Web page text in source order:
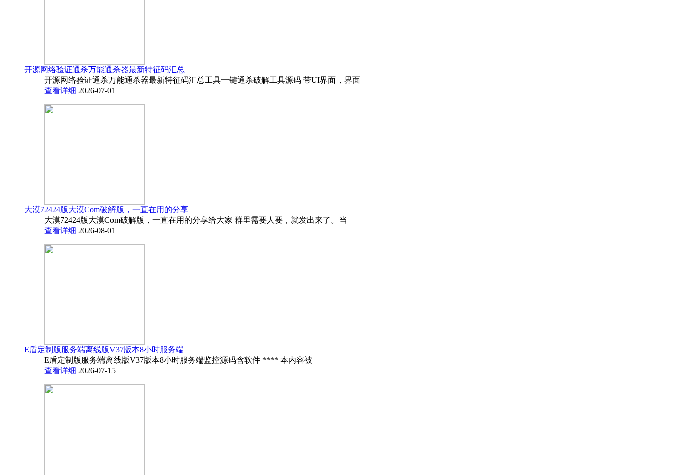
开源网络验证通杀万能通杀器最新特征码汇总
开源网络验证通杀万能通杀器最新特征码汇总工具一键通杀破解工具源码 带UI界面，界面
查看详细 2026-07-01
大漠72424版大漠Com破解版，一直在用的分享
大漠72424版大漠Com破解版，一直在用的分享给大家 群里需要人要，就发出来了。当
查看详细 2026-08-01
E盾定制版服务端离线版V37版本8小时服务端
E盾定制版服务端离线版V37版本8小时服务端监控源码含软件 **** 本内容被
查看详细 2026-07-15